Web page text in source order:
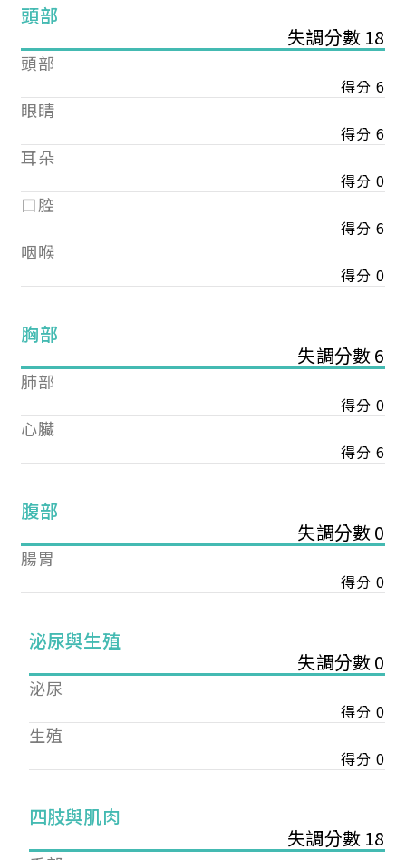
頭部
失調分數 18
頭部
得分 6
眼睛
得分 6
耳朵
得分 0
口腔
得分 6
咽喉
得分 0
胸部
失調分數 6
肺部
得分 0
心臟
得分 6
腹部
失調分數 0
腸胃
得分 0
泌尿與生殖
失調分數 0
泌尿
得分 0
生殖
得分 0
四肢與肌肉
失調分數 18
您已成功送出會員申請
您好，您的會員申請，已成功送出，經本協會理事